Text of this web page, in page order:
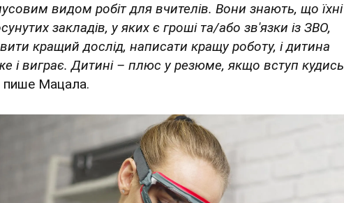
видом робіт для вчителів. Вони знають, що їхні
закладів, у яких є гроші та/або зв'язки із ЗВО,
кращий дослід, написати кращу роботу, і дитина
і виграє. Дитині – плюс у резюме, якщо вступ кудись
пише Мацала.